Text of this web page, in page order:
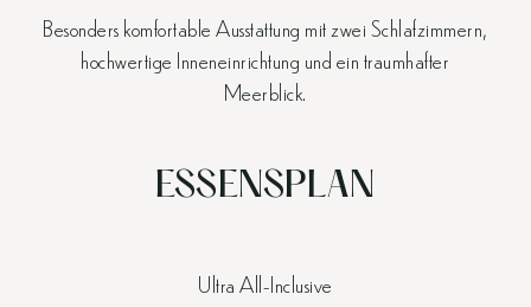
Besonders komfortable Ausstattung mit zwei Schlafzimmern,
hochwertige Inneneinrichtung und ein traumhafter
Meerblick.
ESSENSPLAN
Ultra All-Inclusive